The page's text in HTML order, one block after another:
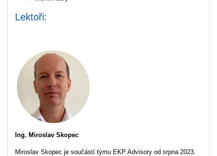
Lektoři:
Ing. Miroslav Skopec
Miroslav Skopec je součástí týmu EKP Advisory od srpna 2023.